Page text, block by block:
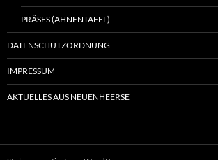
PRÄSES (AHNENTAFEL)
DATENSCHUTZORDNUNG
IMPRESSUM
AKTUELLES AUS NEUENHEERSE